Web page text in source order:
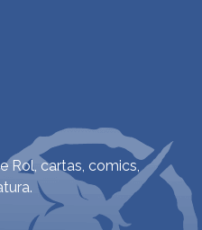
Rol, cartas, comics,